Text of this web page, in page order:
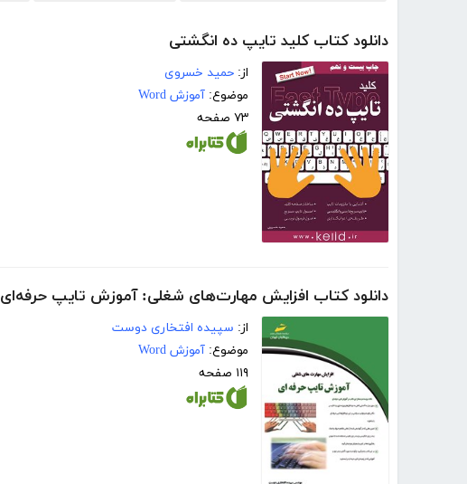
دانلود کتاب کلید تایپ ده انگشتی
از: حمید خسروی
موضوع: آموزش Word
۷۳ صفحه
دانلود کتاب افزایش مهارت‌های شغلی: آموزش تایپ حرفه‌ای
از: سپیده افتخاری دوست
موضوع: آموزش Word
۱۱۹ صفحه